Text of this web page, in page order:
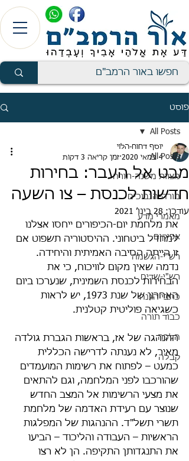
פוסט
All Posts
מצוות משנה-תורה
מורה-הנבוכים
מאמרי מדע
אפיקים
רש"י-הגשמה
רש"י-שדים
כתבי הגנה
כבוד תורה
הלכה
קבלה
All Posts
מבט אל העבר: בחירות
חדשות לכנסת – צו השעה
יוסף דחוח-הלוי
4 במאי 2020
זמן קריאה 3 דקות
עודכן: 28 בינו׳ 2021
את מלחמת יום-הכיפורים ייחסו אצלנו
למחדל ביטחוני. ההיסטוריה תשפוט אם
זו הייתה הסיבה האמיתית והיחידה.
נדמה שאין מקום לוויכוח, כי את
הבחירות לכנסת השמינית, שנערכו ביום
האחרון של שנת 1973, יש לראות
כשגיאה פוליטית קטלנית.
ההנהגה של אז, בראשות הגברת גולדה
מאיר, לא נענתה לדרישה הכללית
כמעט – לפתוח את רשימות המועמדים
שהורכבו לפני המלחמה, וגם להתאים
את מצעי הרשימות אל המצב החדש
שנוצר עם רעידת האדמה של מלחמת
תשרי תשל"ד. ההנהגות של המפלגות
הראשיות – העבודה והליכוד – הביעו
את התנגדותן התקיפה. הן לא רצו